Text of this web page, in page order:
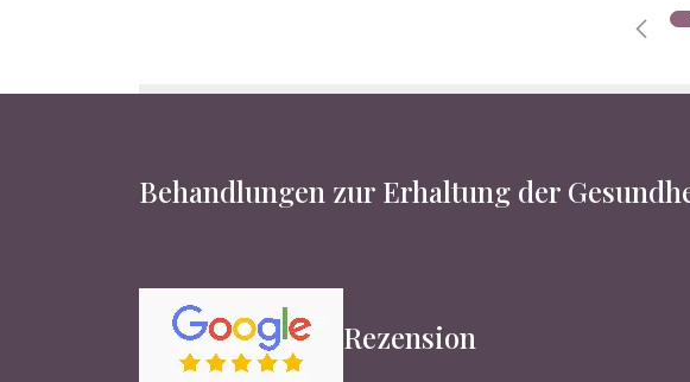
Behandlungen zur Erhaltung der
Rezension